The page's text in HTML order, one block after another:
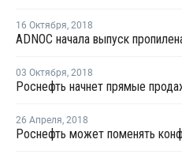
16 Октября, 2018
03 Октября, 2018
26 Апреля, 2018